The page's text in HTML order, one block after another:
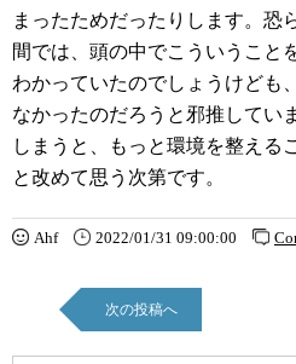
まったためだったりします。恐
間では、頭の中でこういうこと
わかっていたのでしょうけども
なかったのだろうと邪推してい
しまうと、もっと環境を整える
と改めて思う次第です。
Ahf 2022/01/31 09:00:00
次の投稿へ